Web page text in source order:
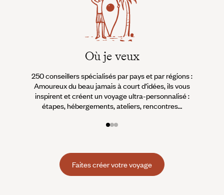
Où je veux
250 conseillers spécialisés par pays et par régions :
Amoureux du beau jamais à court d’idées, ils vous
inspirent et créent un voyage ultra-personnalisé :
étapes, hébergements, ateliers, rencontres…
Faites créer votre voyage